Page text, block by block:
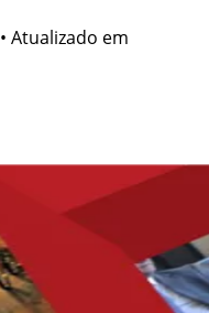
• Atualizado em